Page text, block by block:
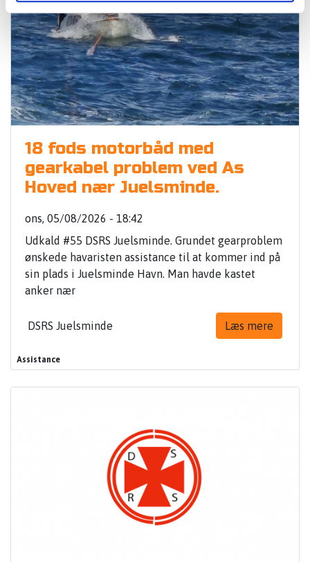
18 fods motorbåd med
gearkabel problem ved As
Hoved nær Juelsminde.
ons, 05/08/2026 - 18:42
Udkald #55 DSRS Juelsminde. Grundet gearproblem
ønskede havaristen assistance til at kommer ind på
sin plads i Juelsminde Havn. Man havde kastet
anker nær
DSRS Juelsminde Læs mere
Assistance